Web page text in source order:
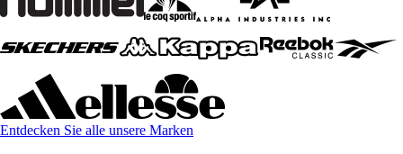
Entdecken Sie alle unsere Marken